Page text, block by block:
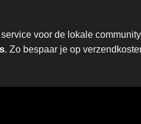
voor de lokale
. Zo bespaar je op